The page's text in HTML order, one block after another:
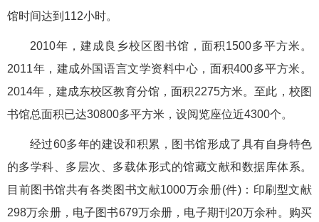
馆时间达到112小时。
2010年，建成良乡校区图书馆，面积1500多平方米。
2011年，建成外国语言文学资料中心，面积400多平方米。
2014年，建成东校区教育分馆，面积2275方米。至此，校图
书馆总面积已达30800多平方米，设阅览座位近4300个。
经过60多年的建设和积累，图书馆形成了具有自身特色
的多学科、多层次、多载体形式的馆藏文献和数据库体系。
目前图书馆共有各类图书文献1000万余册(件)：印刷型文献
298万余册，电子图书679万余册，电子期刊20万余种。购买